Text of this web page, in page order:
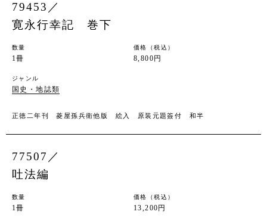
79453／
寛永行幸記 巻下
数量
1冊
価格（税込）
8,800円
ジャンル
国史・地誌類
正徳二年刊 菱屋孫兵衛他版 絵入 原装元題簽付 和半
77507／
吐法編
数量
1冊
価格（税込）
13,200円